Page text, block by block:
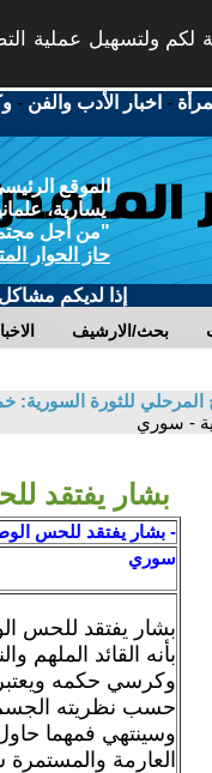
لكم ولتسهيل عملية
- اخبار الأدب والفن -
الموقع
يسارية،
"من أجل
حاز الحوار
إذا لديكم
بحث/الارشيف
المرحلي للثورة
- سوري
بشار يفتقد
- بشار يفتقد للحس
سوري
بشار يفتقد للحس
بأنه القائد الملهم
وكرسي حكمه
حسب نظريته الجسم
وسينتهي فمهما
العارمة